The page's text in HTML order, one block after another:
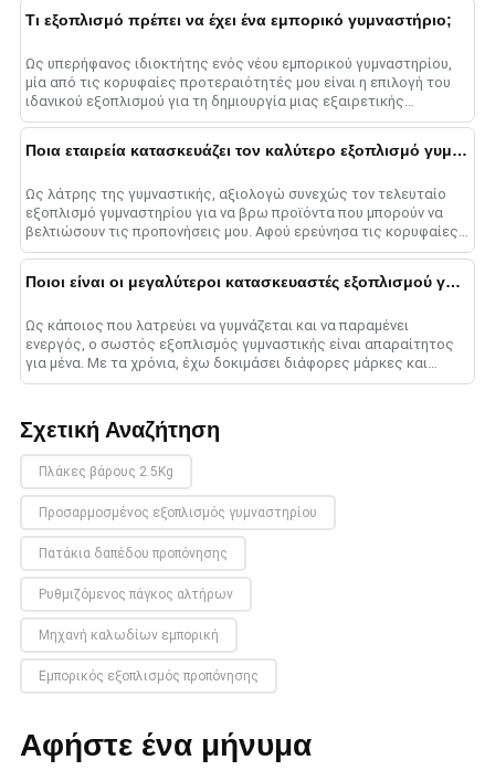
Τι εξοπλισμό πρέπει να έχει ένα εμπορικό γυμναστήριο;
Ως υπερήφανος ιδιοκτήτης ενός νέου εμπορικού γυμναστηρίου,
μία από τις κορυφαίες προτεραιότητές μου είναι η επιλογή του
ιδανικού εξοπλισμού για τη δημιουργία μιας εξαιρετικής
προπονητικής εμπειρίας για τα μέλη. ......
Ποια εταιρεία κατασκευάζει τον καλύτερο εξοπλισμό γυμναστικής;
Ως λάτρης της γυμναστικής, αξιολογώ συνεχώς τον τελευταίο
εξοπλισμό γυμναστηρίου για να βρω προϊόντα που μπορούν να
βελτιώσουν τις προπονήσεις μου. Αφού ερεύνησα τις κορυφαίες
μάρκες στο ......
Ποιοι είναι οι μεγαλύτεροι κατασκευαστές εξοπλισμού γυμναστικής;
Ως κάποιος που λατρεύει να γυμνάζεται και να παραμένει
ενεργός, ο σωστός εξοπλισμός γυμναστικής είναι απαραίτητος
για μένα. Με τα χρόνια, έχω δοκιμάσει διάφορες μάρκες και
μοντέλα......
Σχετική Αναζήτηση
Πλάκες βάρους 2.5Kg
Προσαρμοσμένος εξοπλισμός γυμναστηρίου
Πατάκια δαπέδου προπόνησης
Ρυθμιζόμενος πάγκος αλτήρων
Μηχανή καλωδίων εμπορική
Εμπορικός εξοπλισμός προπόνησης
Αφήστε ένα μήνυμα